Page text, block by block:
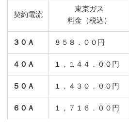
契約電流
東京ガス
料金（税込）
３０Ａ ８５８．００円
４０Ａ １，１４４．００円
５０Ａ １，４３０．００円
６０Ａ １，７１６．００円